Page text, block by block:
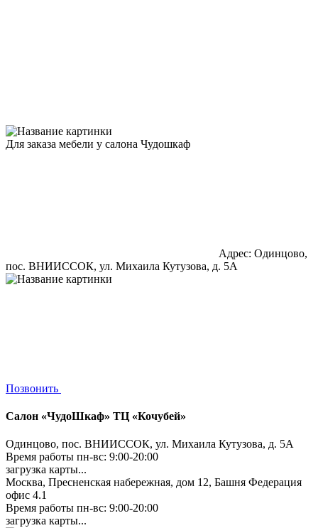
Для заказа мебели у салона Чудошкаф
Адрес: Одинцово,
пос. ВНИИССОК, ул. Михаила Кутузова, д. 5А
Позвонить
Салон «ЧудоШкаф» ТЦ «Кочубей»
Одинцово, пос. ВНИИССОК, ул. Михаила Кутузова, д. 5А
Время работы пн-вс: 9:00-20:00
загрузка карты...
Москва, Пресненская набережная, дом 12, Башня Федерация
офис 4.1
Время работы пн-вс: 9:00-20:00
загрузка карты...